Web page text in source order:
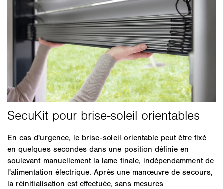
En cas d'urgence, le brise-soleil orientable peut être fixé
en quelques secondes dans une position définie en
soulevant manuellement la lame finale, indépendamment de
l'alimentation électrique. Après une manœuvre de secours,
la réinitialisation est effectuée, sans mesures